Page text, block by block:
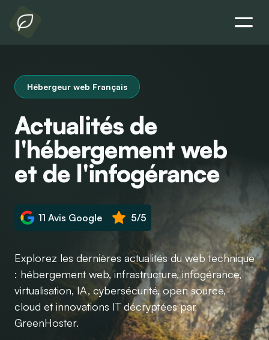
Hébergeur web Français
Actualités de
l'hébergement web
et de l'infogérance
11 Avis Google 5/5
Explorez les dernières actualités du web technique
: hébergement web, infrastructure, infogérance,
virtualisation, IA, cybersécurité, open source,
cloud et innovations IT décryptées par
GreenHoster.